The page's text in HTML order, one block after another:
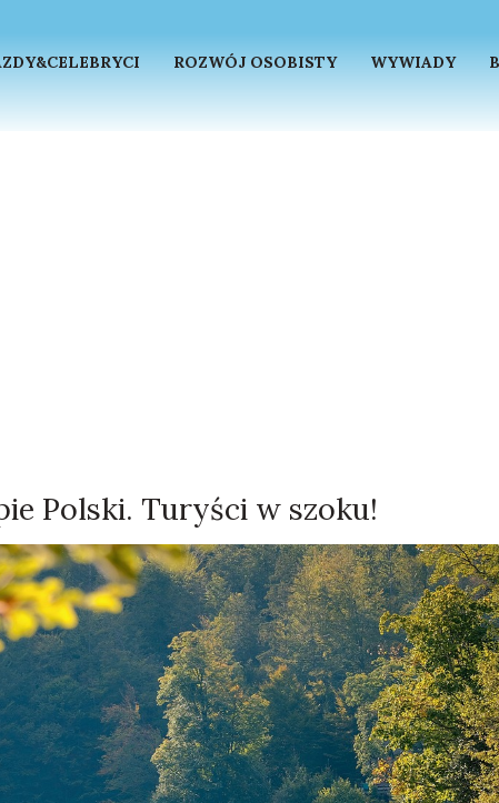
ROZWÓJ OSOBISTY WYWIADY
Polski. Turyści w szoku!